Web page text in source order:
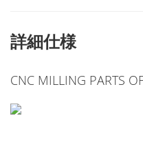
詳細仕様
CNC MILLING PARTS